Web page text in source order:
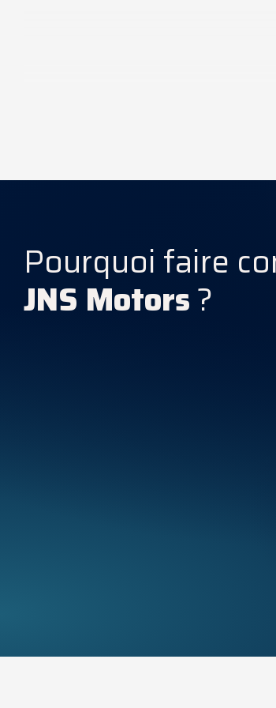
Pourquoi faire
JNS Motors?